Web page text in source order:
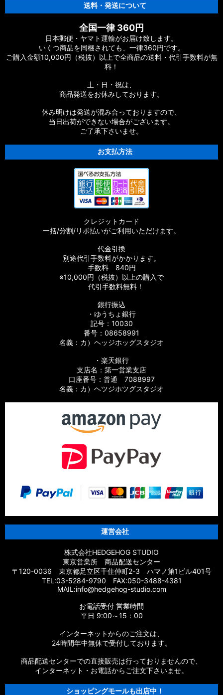
送料・発送について
全国一律 360円
日本郵便・ヤマト運輸がお届け致します。
いくつ商品を同梱されても、一律360円です。
ご購入金額10,000円（税抜）以上で全商品の送料・代引手数料が無
料！
土・日・祝は、
商品発送をお休みしております。
休み明けは発送が混み合っておりますので、
当日出荷ができない場合がございます。
ご了承下さいませ。
お支払方法
クレジットカード
一括/分割/リボ払いがご利用いただけます。
代金引換
別途代引手数料がかかります。
手数料 840円
※10,000円（税抜）以上の購入で
代引手数料無料！
銀行振込
・ゆうちょ銀行
記号：10030
番号：08658991
名義：カ）ヘッジホッグスタジオ
・楽天銀行
支店名：第一営業支店
口座番号：普通 7088997
名義：カ）ヘツジホツグスタジオ
運営会社
株式会社HEDGEHOG STUDIO
東京営業所 商品配送センター
〒120-0036 東京都足立区千住仲町2-3 ハマノ第1ビル401号
TEL:03-5284-9790 FAX:050-3488-4381
MAIL:info@hedgehog-studio.com
お電話受付 営業時間
平日 9:00～15：00
インターネットからのご注文は、
24時間年中無休で受付しております。
商品配送センターでの直接販売は行っておりませんので、
インターネット・お電話からご注文下さいませ。
ショッピングモールも出店中！